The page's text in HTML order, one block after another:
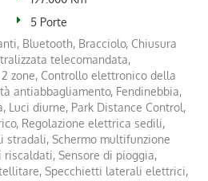
5 Porte
Bluetooth, Bracciolo, Chiusura
telecomandata,
zone, Controllo elettronico della
antiabbagliamento, Fendinebbia,
Luci diurne, Park Distance Control,
Regolazione elettrica sedili,
stradali, Schermo multifunzione
Sensore di pioggia,
Specchietti laterali elettrici,